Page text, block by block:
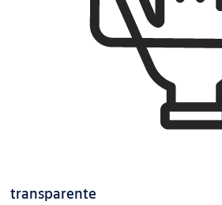
transparente